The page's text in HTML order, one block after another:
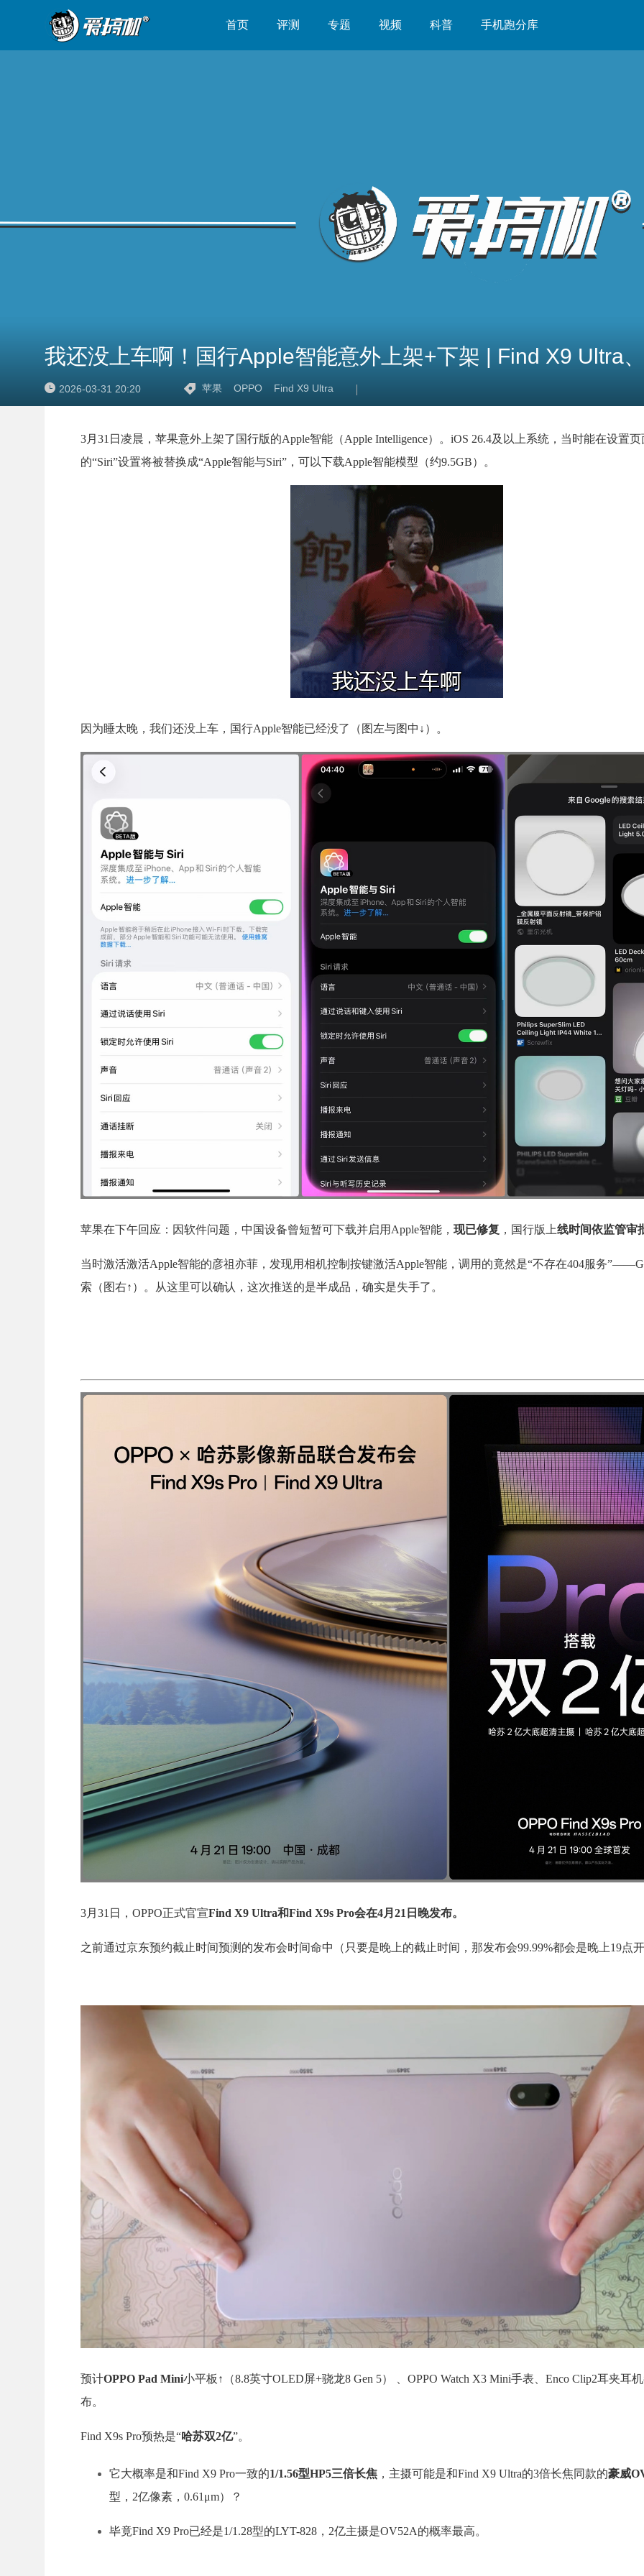
首页 评测 专题 视频 科普 手机跑分库
我还没上车啊！国行Apple智能意外上架+下架 | Find X9 Ultra
2026-03-31 20:20 苹果 OPPO Find X9 Ultra
3月31日凌晨，苹果意外上架了国行版的Apple智能（Apple Intelligence）。iOS 26.4及以上系统，当时能在设置
的“Siri”设置将被替换成“Apple智能与Siri”，可以下载Apple智能模型（约9.5GB）。
因为睡太晚，我们还没上车，国行Apple智能已经没了（图左与图中↓）。
苹果在下午回应：因软件问题，中国设备曾短暂可下载并启用Apple智能， 现已修复 ，国行版上线时间依监管审
当时激活激活Apple智能的彦祖亦菲，发现用相机控制按键激活Apple智能，调用的竟然是“不存在404服务
索（图右↑）。从这里可以确认，这次推送的是半成品，确实是失手了。
3月31日，OPPO正式官宣Find X9 Ultra和Find X9s Pro会在4月21日晚发布。
之前通过京东预约截止时间预测的发布会时间命中（只要是晚上的截止时间，那发布会99.99%都会是晚上19点
预计OPPO Pad Mini小平板↑（8.8英寸OLED屏+骁龙8 Gen 5） 、OPPO Watch X3 Mini手表、Enco Clip2耳夹耳
布。
Find X9s Pro预热是“哈苏双2亿”。
它大概率是和Find X9 Pro一致的1/1.56型HP5三倍长焦 ，主摄可能是和Find X9 Ultra的3倍长焦同款的豪威
型，2亿像素，0.61μm）？
毕竟Find X9 Pro已经是1/1.28型的LYT-828，2亿主摄是OV52A的概率最高。